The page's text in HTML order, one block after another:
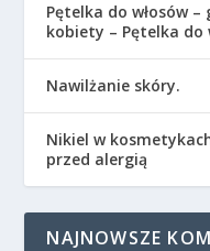
Pętelka do włosów
kobiety – Pętelka do
Nawilżanie skóry.
Nikiel w
przed alergią
NAJNOWSZE